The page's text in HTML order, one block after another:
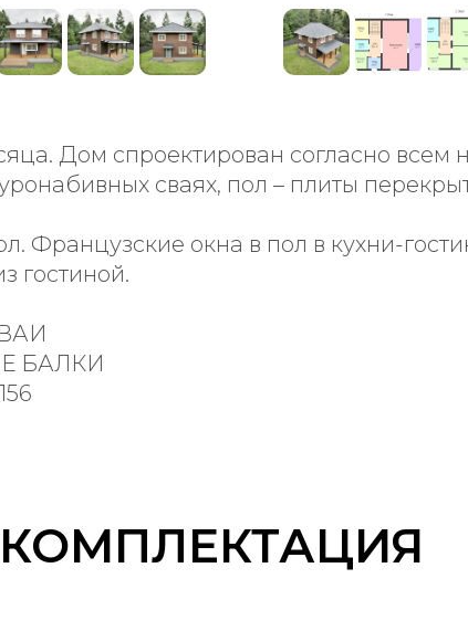
Дом спроектирован согласно всем
сваях, пол – плиты
Французские окна в пол в кухни-
гостиной.
БАЛКИ
КОМПЛЕКТАЦИЯ